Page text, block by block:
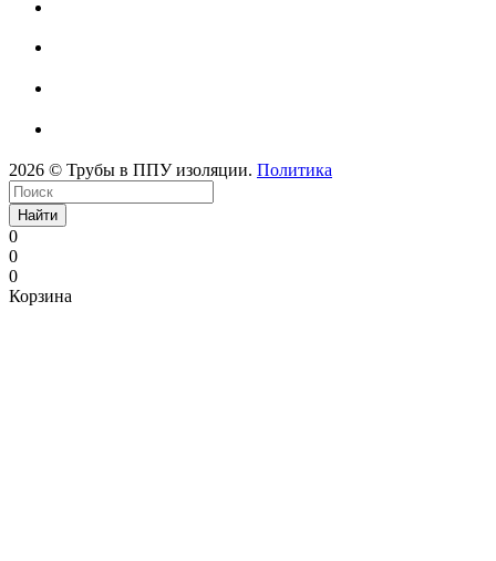
2026 © Трубы в ППУ изоляции. Политика
Найти
0
0
0
Корзина